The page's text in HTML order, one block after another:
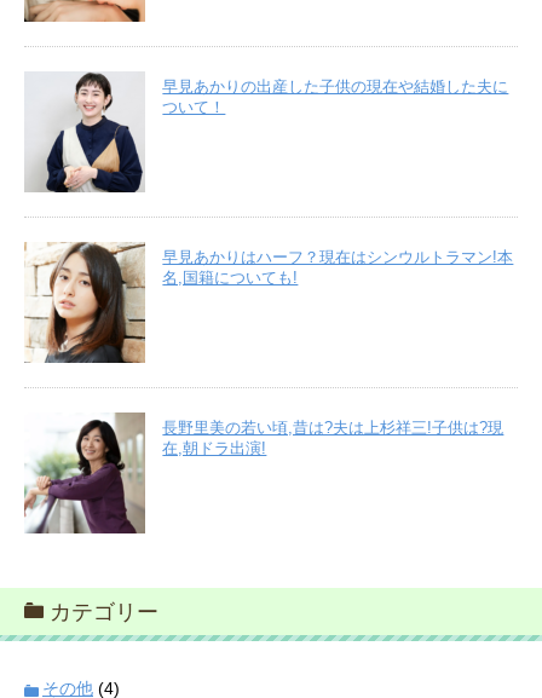
早見あかりの出産した子供の現在や結婚した夫に
ついて！
早見あかりはハーフ？現在はシンウルトラマン!本
名,国籍についても!
長野里美の若い頃,昔は?夫は上杉祥三!子供は?現
在,朝ドラ出演!
カテゴリー
その他 (4)